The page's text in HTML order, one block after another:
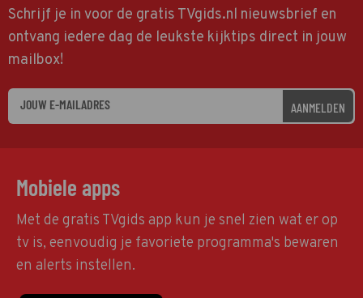
Schrijf je in voor de gratis TVgids.nl nieuwsbrief en
ontvang iedere dag de leukste kijktips direct in jouw
mailbox!
AANMELDEN
Mobiele apps
Met de gratis TVgids app kun je snel zien wat er op
tv is, eenvoudig je favoriete programma's bewaren
en alerts instellen.